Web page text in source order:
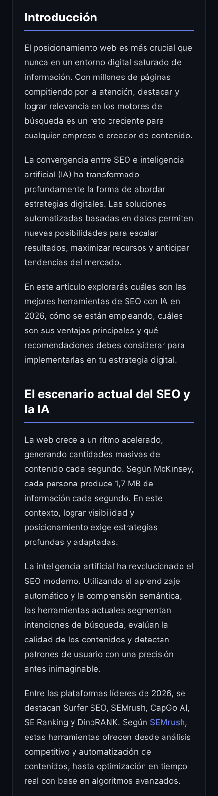
Introducción
El posicionamiento web es más crucial que
nunca en un entorno digital saturado de
información. Con millones de páginas
compitiendo por la atención, destacar y
lograr relevancia en los motores de
búsqueda es un reto creciente para
cualquier empresa o creador de contenido.
La convergencia entre SEO e inteligencia
artificial (IA) ha transformado
profundamente la forma de abordar
estrategias digitales. Las soluciones
automatizadas basadas en datos permiten
nuevas posibilidades para escalar
resultados, maximizar recursos y anticipar
tendencias del mercado.
En este artículo explorarás cuáles son las
mejores herramientas de SEO con IA en
2026, cómo se están empleando, cuáles
son sus ventajas principales y qué
recomendaciones debes considerar para
implementarlas en tu estrategia digital.
El escenario actual del SEO y
la IA
La web crece a un ritmo acelerado,
generando cantidades masivas de
contenido cada segundo. Según McKinsey,
cada persona produce 1,7 MB de
información cada segundo. En este
contexto, lograr visibilidad y
posicionamiento exige estrategias
profundas y adaptadas.
La inteligencia artificial ha revolucionado el
SEO moderno. Utilizando el aprendizaje
automático y la comprensión semántica,
las herramientas actuales segmentan
intenciones de búsqueda, evalúan la
calidad de los contenidos y detectan
patrones de usuario con una precisión
antes inimaginable.
Entre las plataformas líderes de 2026, se
destacan Surfer SEO, SEMrush, CapGo AI,
SE Ranking y DinoRANK. Según SEMrush,
estas herramientas ofrecen desde análisis
competitivo y automatización de
contenidos, hasta optimización en tiempo
real con base en algoritmos avanzados.